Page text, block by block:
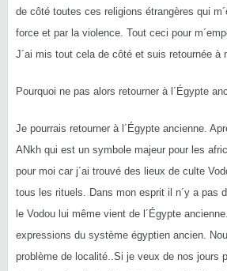
de côté toutes ces religions étrangères qui
force et par la violence. Tout ceci pour
J´ai mis tout cela de côté et suis retournée
Pourquoi ne pas alors retourner à l´Égypte
Je pourrais retourner à l´Égypte ancienne.
ANkh qui est un symbole majeur pour les
pour moi car j´ai trouvé des lieux de culte
tous les rituels. Dans mon esprit il n´y a pas
le Vodou lui même vient de l´Égypte
expressions du système égyptien ancien.
problème de localité..Si je veux de nos jours